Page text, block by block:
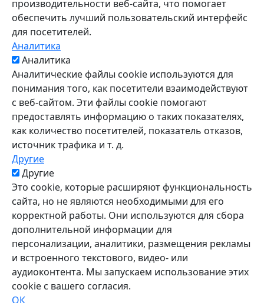
производительности веб-сайта, что помогает
обеспечить лучший пользовательский интерфейс
для посетителей.
Аналитика
Аналитика
Аналитические файлы cookie используются для
понимания того, как посетители взаимодействуют
с веб-сайтом. Эти файлы cookie помогают
предоставлять информацию о таких показателях,
как количество посетителей, показатель отказов,
источник трафика и т. д.
Другие
Другие
Это cookie, которые расширяют функциональность
сайта, но не являются необходимыми для его
корректной работы. Они используются для сбора
дополнительной информации для
персонализации, аналитики, размещения рекламы
и встроенного текстового, видео- или
аудиоконтента. Мы запускаем использование этих
cookie с вашего согласия.
ОК